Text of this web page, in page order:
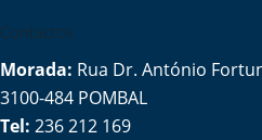
Contactos
Morada: Rua Dr. António
3100-484 POMBAL
Tel: 236 212 169